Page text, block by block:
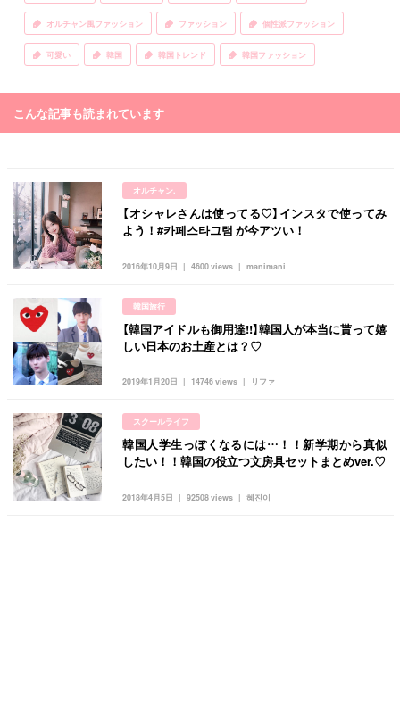
オルチャン風ファッション ファッション 個性派ファッション
可愛い 韓国 韓国トレンド 韓国ファッション
こんな記事も読まれています
オルチャン.
2016年10月9日 manimani
4600 views
【オシャレさんは使ってる♡】インスタで使ってみ
よう！#카페스타그램 が今アツい！
韓国旅行
2019年1月20日 リファ
14746 views
【韓国アイドルも御用達!!】韓国人が本当に貰って嬉
しい日本のお土産とは？♡
スクールライフ
2018年4月5日 혜진이
92508 views
韓国人学生っぽくなるには…！！新学期から真似
したい！！韓国の役立つ文房具セットまとめver.♡